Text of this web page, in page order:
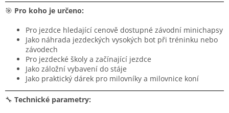
🎯 Pro koho je určeno:
Pro jezdce hledající cenově dostupné závodní minichapsy
Jako náhrada jezdeckých vysokých bot při tréninku nebo
závodech
Pro jezdecké školy a začínající jezdce
Jako záložní vybavení do stáje
Jako praktický dárek pro milovníky a milovnice koní
🔧 Technické parametry: